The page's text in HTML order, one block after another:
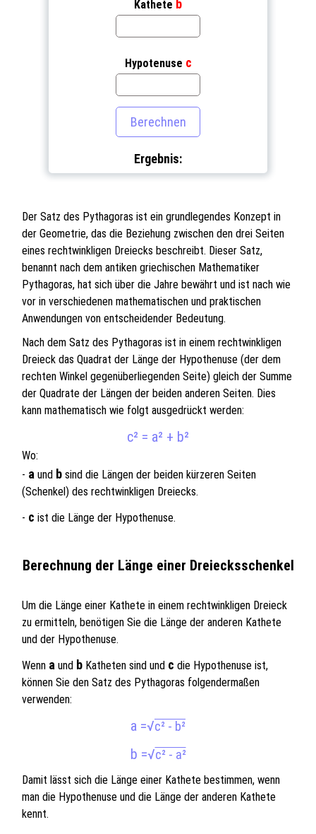
Kathete b
Hypotenuse c
Ergebnis:
Der Satz des Pythagoras ist ein grundlegendes Konzept in
der Geometrie, das die Beziehung zwischen den drei Seiten
eines rechtwinkligen Dreiecks beschreibt. Dieser Satz,
benannt nach dem antiken griechischen Mathematiker
Pythagoras, hat sich über die Jahre bewährt und ist nach wie
vor in verschiedenen mathematischen und praktischen
Anwendungen von entscheidender Bedeutung.
Nach dem Satz des Pythagoras ist in einem rechtwinkligen
Dreieck das Quadrat der Länge der Hypothenuse (der dem
rechten Winkel gegenüberliegenden Seite) gleich der Summe
der Quadrate der Längen der beiden anderen Seiten. Dies
kann mathematisch wie folgt ausgedrückt werden:
c² = a² + b²
Wo:
- a und b sind die Längen der beiden kürzeren Seiten
(Schenkel) des rechtwinkligen Dreiecks.
- c ist die Länge der Hypothenuse.
Berechnung der Länge einer Dreiecksschenkel
Um die Länge einer Kathete in einem rechtwinkligen Dreieck
zu ermitteln, benötigen Sie die Länge der anderen Kathete
und der Hypothenuse.
Wenn a und b Katheten sind und c die Hypothenuse ist,
können Sie den Satz des Pythagoras folgendermaßen
verwenden:
a =√c² - b²
b =√c² - a²
Damit lässt sich die Länge einer Kathete bestimmen, wenn
man die Hypothenuse und die Länge der anderen Kathete
kennt.